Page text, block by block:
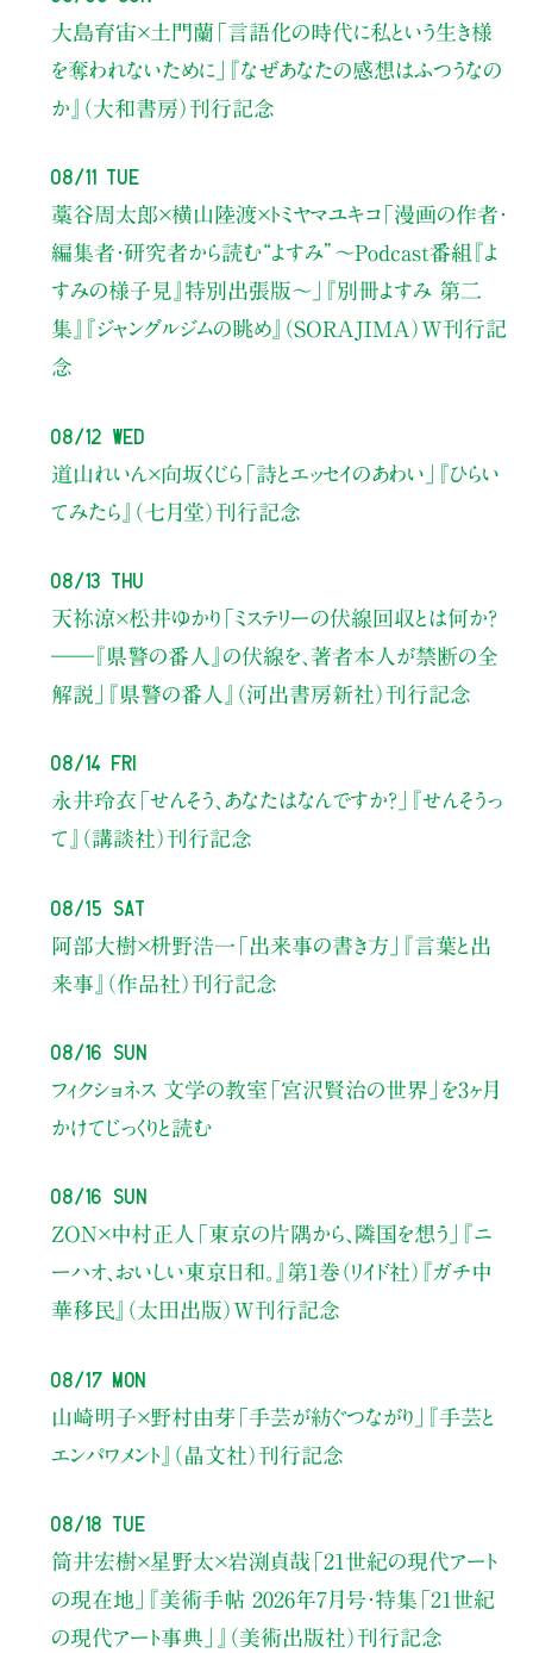
大島育宙×土門蘭 「言語化の時代に私という生き様
を奪われないために」
『なぜあなたの感想はふつうなの
か』（大和書房）刊行記念
08/11 Tue
藁谷周太郎×横山陸渡×トミヤマユキコ「漫画の作者・
編集者・研究者から読む“よすみ” 〜Podcast番組『よ
すみの様子見』特別出張版〜」
『別冊よすみ 第二
集』『ジャングルジムの眺め』（SORAJIMA）W刊行記
念
08/12 Wed
道山れいん×向坂くじら 「詩とエッセイのあわい」
『ひらい
てみたら』（七月堂）刊行記念
08/13 Thu
天祢涼×松井ゆかり 「ミステリーの伏線回収とは何か？
――『県警の番人』の伏線を、著者本人が禁断の全
解説」
『県警の番人』（河出書房新社）刊行記念
08/14 Fri
永井玲衣 「せんそう、あなたはなんですか？」
『せんそうっ
て』（講談社）刊行記念
08/15 Sat
阿部大樹×枡野浩一 「出来事の書き方」
『言葉と出
来事』（作品社）刊行記念
08/16 Sun
フィクショネス 文学の教室 「宮沢賢治の世界」を3ヶ月
かけてじっくりと読む
08/16 Sun
ZON×中村正人 「東京の片隅から、隣国を想う」
『ニ
ーハオ、おいしい東京日和。』第1巻（リイド社）
『ガチ中
華移民』（太田出版）W刊行記念
08/17 Mon
山崎明子×野村由芽 「手芸が紡ぐつながり」
『手芸と
エンパワメント』（晶文社）刊行記念
08/18 Tue
筒井宏樹×星野太×岩渕貞哉 「21世紀の現代アート
の現在地」
『美術手帖 2026年7月号・特集「21世紀
の現代アート事典」』（美術出版社）刊行記念